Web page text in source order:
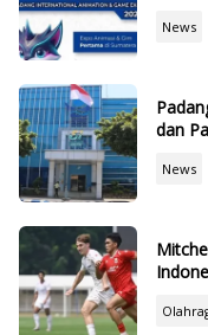
News
dan
News